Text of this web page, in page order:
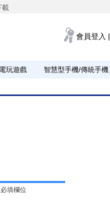
載
會員登入 |
玩遊戲 智慧型手機/傳統手機
填欄位